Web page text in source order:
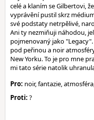
celé a klaním se Gilbertovi,
vyprávění pustil skrz
své podstaty netrpělivé,
Ani ty nezmiňuji náhodou,
pojmenovaný jako
pod peřinou a noir
New Yorku. To je pro mne
mi tato série natolik
Pro: noir, fantazie,
Proti: ?